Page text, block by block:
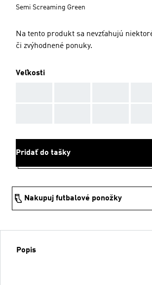
Semi Screaming Green
Na tento produkt sa nevzťahujú
či zvýhodnené ponuky.
Veľkosti
Pridať do tašky
Nakupuj futbalové ponožky
Popis